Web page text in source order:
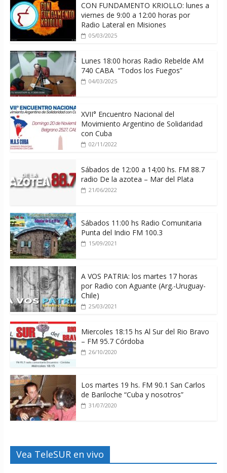
CON FUNDAMENTO KRIOLLO: lunes a
viernes de 9:00 a 12:00 horas por
Radio Lateral en Misiones
05/03/2025
Lunes 18:00 horas Radio Rebelde AM
740 CABA “Todos los Fuegos”
04/03/2025
XVII° Encuentro Nacional del
Movimiento Argentino de Solidaridad
con Cuba
02/11/2022
Sábados de 12:00 a 14;00 hs. FM 88.7
radio De la azotea – Mar del Plata
21/06/2022
Sábados 11:00 hs Radio Comunitaria
Punta del Indio FM 100.3
15/09/2021
A VOS PATRIA: los martes 17 horas
por Radio con Aguante (Arg.-Uruguay-
Chile)
25/03/2021
Miercoles 18:15 hs Al Sur del Rio Bravo
– FM 95.7 Córdoba
26/10/2020
Los martes 19 hs. FM 90.1 San Carlos
de Bariloche “Cuba y nosotros”
31/07/2020
Vea TeleSUR en vivo